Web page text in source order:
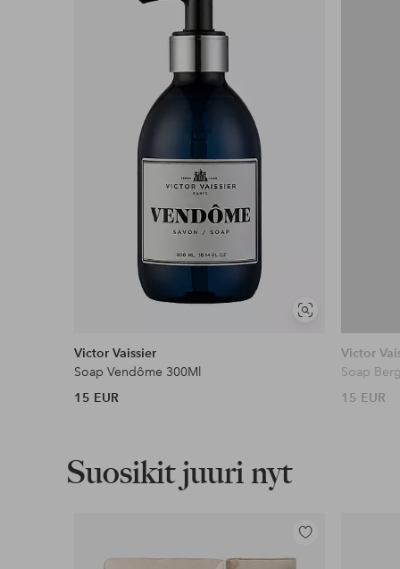
Näytä
samankaltaisia
Victor Vaissier
Soap Vendôme 300Ml
15 EUR
Victor
Soap
15 EUR
Suosikit juuri nyt
Lisää
suosikkeihin